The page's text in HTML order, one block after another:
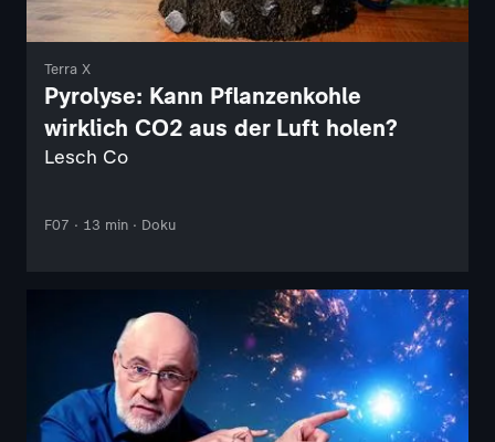
Terra X
Pyrolyse: Kann Pflanzenkohle
wirklich CO2 aus der Luft holen?
Lesch Co
F07 · 13 min · Doku